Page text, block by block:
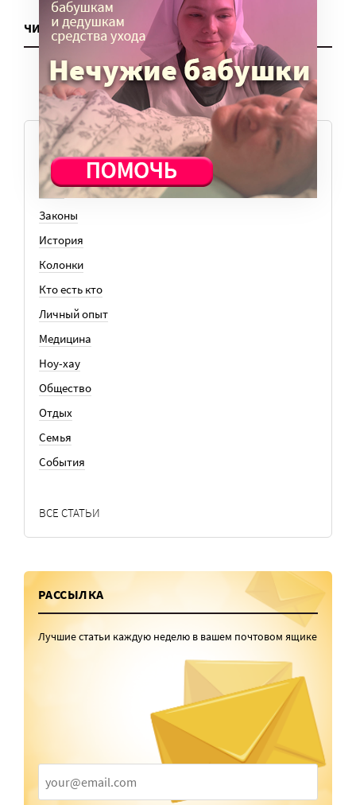
ЧИТАТЬ ЕЩЕ
ТЕМЫ
Вера
Законы
История
Колонки
Кто есть кто
Личный опыт
Медицина
Ноу-хау
Общество
Отдых
Семья
События
ВСЕ СТАТЬИ
РАССЫЛКА
Лучшие статьи каждую неделю в вашем почтовом ящике